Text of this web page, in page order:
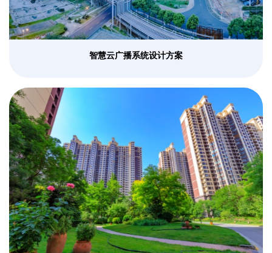
智慧云广播系统设计方案